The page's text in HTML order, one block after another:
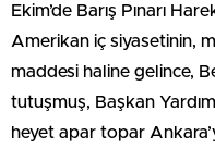
Ekim’de Barış Pınarı
Amerikan iç siyasetinin,
maddesi haline gelince,
tutuşmuş, Başkan
heyet apar topar